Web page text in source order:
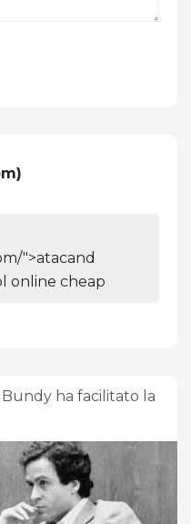
)
">atacand
online cheap
ha facilitato la